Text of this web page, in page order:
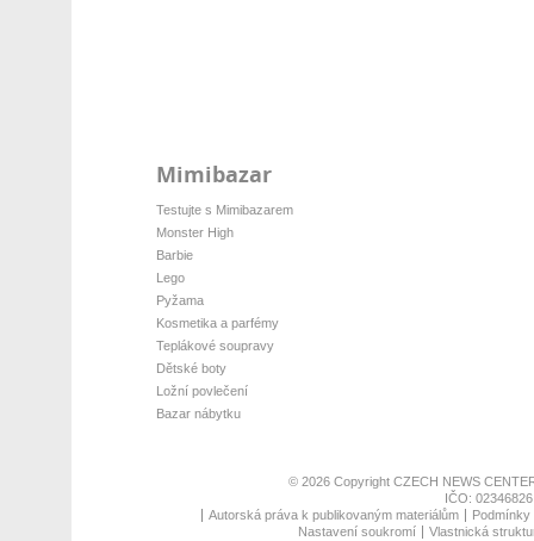
Mimibazar
Testujte s Mimibazarem
Monster High
Barbie
Lego
Pyžama
Kosmetika a parfémy
Teplákové soupravy
Dětské boty
Ložní povlečení
Bazar nábytku
© 2026 Copyright CZECH NEWS
IČO:
Autorská práva k publikovaným materiálům
Nastavení soukromí
Vlastnická